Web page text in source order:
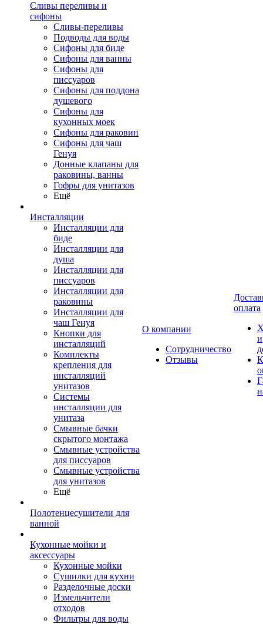
Сливы переливы и
сифоны
Сливы-переливы
Подводы для воды
Сифоны для биде
Сифоны для ванны
Сифоны для
писсуаров
Сифоны для поддона
душевого
Сифоны для
кухонных моек
Сифоны для раковин
Сифоны для чаш
Генуя
Донные клапаны для
раковины, ванны
Гофры для унитазов
Ещё
Инсталляции
Инсталляции для
биде
Инсталляции для
душа
Инсталляции для
писсуаров
Инсталляции для
раковины
Инсталляции для
чаш Генуя
Кнопки для
инсталляций
Комплекты
крепления для
инсталляций
унитазов
Системы
инсталляции для
унитаза
Смывные бачки
скрытого монтажа
Смывные устройства
для писсуаров
Смывные устройства
для унитазов
Ещё
Полотенцесушители для
ванной
Кухонные мойки и
аксессуары
Кухонные мойки
Сушилки для кухни
Разделочные доски
Измельчители
отходов
Фильтры для воды
О компании
Сотрудничество
Отзывы
оплата
и